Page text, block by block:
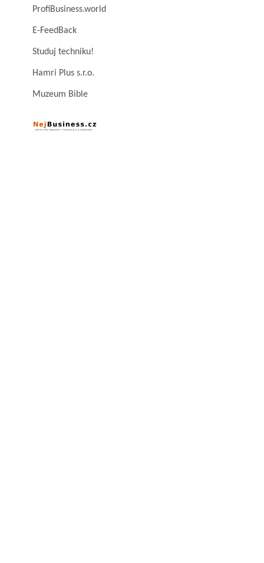
ProfiBusiness.world
E-FeedBack
Studuj techniku!
Hamri Plus s.r.o.
Muzeum Bible